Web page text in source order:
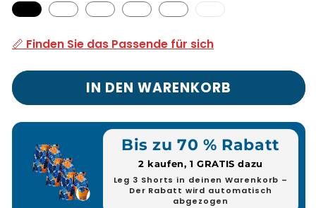
3XL-
oder
nicht
📏 Finden Sie das Passende für sich
IN DEN WARENKORB
Bis zu 70 % Rabatt
2 kaufen, 1 GRATIS dazu
Leg 3 Shorts in deinen Warenkorb –
Der Rabatt wird automatisch
abgezogen